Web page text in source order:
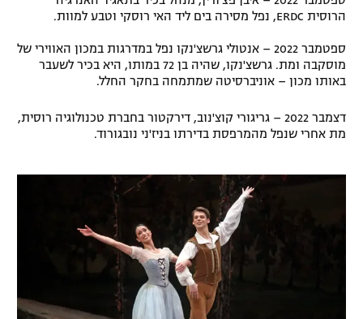
הרוסית ERDC, נפל מסירה בים ליד האי רוסקי וטבע למוות.
ספטמבר 2022 – אנטולי גרשצ'נקו נפל במדרגות במכון האווירי של
מוסקבה ומת. גרשצ'נקו, שהיה בן 72 במותו, היא בכיר לשעבר
באותו מכון – אוניברסיטה שמתמחה בחקר החלל.
דצמבר 2022 – גריגורי קוצ'נוב, דירקטור בחברת טכנולוגיה רוסית,
מת אחרי שנפל מהמרפסת בדירתו בניז'ני נובגורוד.